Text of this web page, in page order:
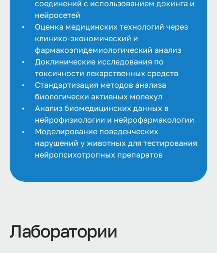
соединений с использованием докинга и
нейросетей
Оценка медицинских технологий через
клинико-экономический и
фармакоэпидемиологический анализ
Доклинические исследования по
токсичности лекарственных средств
Стандартизация методов анализа
биологически активных молекул
Анализ биомедицинских данных в
нейрофизиологии и нейрофармакологии
Моделирование поведенческих
нарушений у животных для тестирования
нейропсихотропных препаратов
Лаборатории